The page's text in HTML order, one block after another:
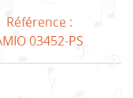
Référence :
03452-PS